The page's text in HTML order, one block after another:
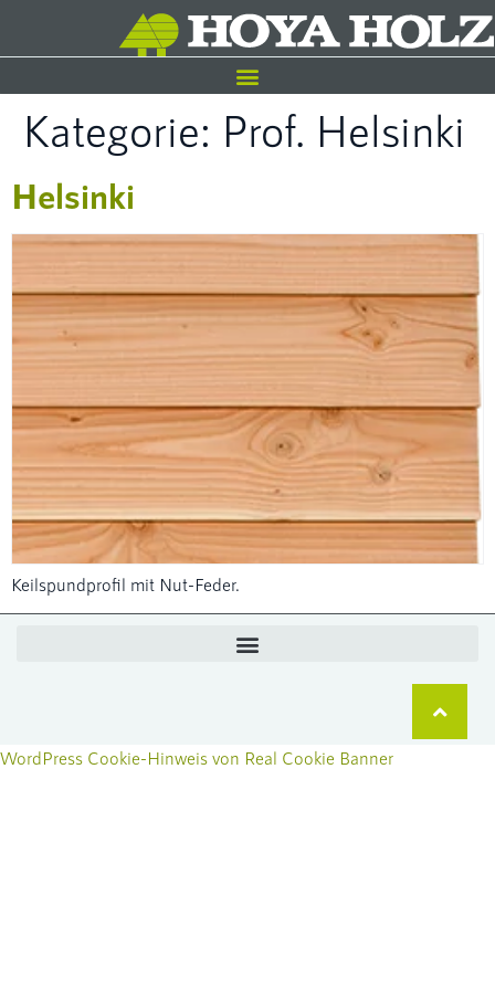
Kategorie: Prof. Helsinki
Helsinki
Keilspundprofil mit Nut-Feder.
WordPress Cookie-Hinweis von Real Cookie Banner